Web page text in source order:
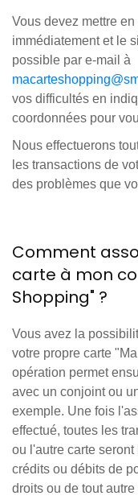
Vous devez mettre
immédiatement et le
possible par e-mail à
vos difficultés en
coordonnées pour
Nous effectuerons
les transactions de
des problèmes que
Comment
carte à mon
Shopping" ?
Vous avez la
votre propre carte
opération permet
avec un conjoint ou
exemple. Une fois
effectué, toutes les
ou l'autre carte
crédits ou débits de
droits ou de tout autre